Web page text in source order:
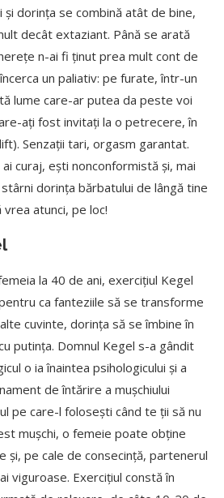
dorința se combină atât de bine,
decât extaziant. Până se arată
n-ai fi ținut prea mult cont de
un paliativ: pe furate, într-un
lume care-ar putea da peste voi
ați fost invitați la o petrecere, în
Senzații tari, orgasm garantat.
ai curaj, ești nonconformistă și, mai
dorința bărbatului de lângă tine
vrea atunci, pe loc!
la 40 de ani, exercițiul Kegel
ca fanteziile să se transforme
cuvinte, dorința să se îmbine în
putința. Domnul Kegel s-a gândit
o ia înaintea psihologicului și a
de întărire a mușchiului
pe care-l folosești când te ții să nu
mușchi, o femeie poate obține
și, pe cale de consecință, partenerul
viguroase. Exercițiul constă în